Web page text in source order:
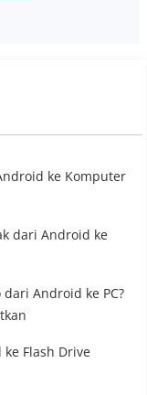
ke Komputer
dari Android ke
Android ke PC?
Flash Drive